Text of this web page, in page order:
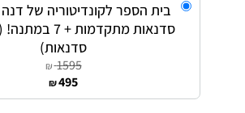
סדנאות)
1595
₪
495
₪